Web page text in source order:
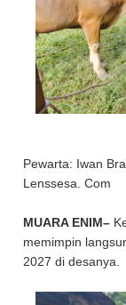
Pewarta: Iwan
Lenssesa. Com
MUARA ENIM–
memimpin
2027 di desanya.